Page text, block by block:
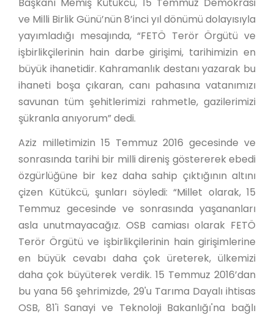
ve Milli Birlik Günü’nün 8’inci yıl dönümü dolayısıyla
yayımladığı mesajında, “FETÖ Terör Örgütü ve
işbirlikçilerinin hain darbe girişimi, tarihimizin en
büyük ihanetidir. Kahramanlık destanı yazarak bu
ihaneti boşa çıkaran, canı pahasına vatanımızı
savunan tüm şehitlerimizi rahmetle, gazilerimizi
şükranla anıyorum” dedi.
Aziz milletimizin 15 Temmuz 2016 gecesinde ve
sonrasında tarihi bir milli direniş göstererek ebedi
özgürlüğüne bir kez daha sahip çıktığının altını
çizen Kütükcü, şunları söyledi: “Millet olarak, 15
Temmuz gecesinde ve sonrasında yaşananları
asla unutmayacağız. OSB camiası olarak FETÖ
Terör Örgütü ve işbirlikçilerinin hain girişimlerine
en büyük cevabı daha çok üreterek, ülkemizi
daha çok büyüterek verdik. 15 Temmuz 2016’dan
bu yana 56 şehrimizde, 29'u Tarıma Dayalı ihtisas
OSB, 81'i Sanayi ve Teknoloji Bakanlığı'na bağlı